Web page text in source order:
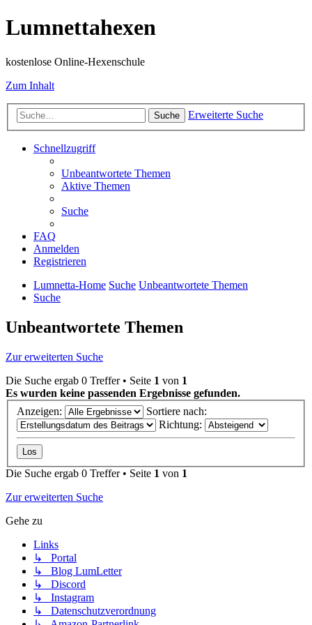
Lumnettahexen
kostenlose Online-Hexenschule
Zum Inhalt
Suche Erweiterte Suche
Schnellzugriff
Unbeantwortete Themen
Aktive Themen
Suche
FAQ
Anmelden
Registrieren
Lumnetta-Home Suche Unbeantwortete Themen
Suche
Unbeantwortete Themen
Zur erweiterten Suche
Die Suche ergab 0 Treffer • Seite 1 von 1
Es wurden keine passenden Ergebnisse gefunden.
Anzeigen:
Sortiere nach:
Richtung:
Die Suche ergab 0 Treffer • Seite 1 von 1
Zur erweiterten Suche
Gehe zu
Links
↳ Portal
↳ Blog LumLetter
↳ Discord
↳ Instagram
↳ Datenschutzverordnung